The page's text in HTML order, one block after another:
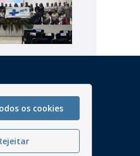
os cookies